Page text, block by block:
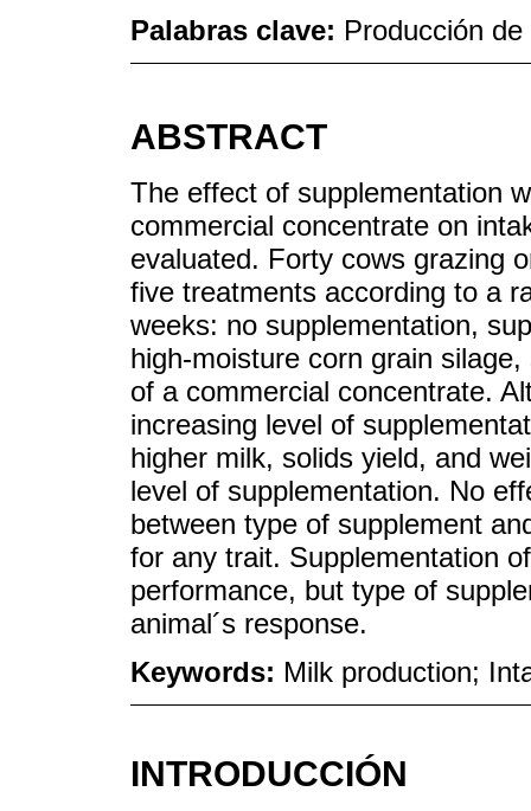
Palabras clave: Producción
ABSTRACT
The effect of supplementation
commercial concentrate on
evaluated. Forty cows grazing
five treatments according to a
weeks: no supplementation,
high-moisture corn grain
of a commercial concentrate.
increasing level of
higher milk, solids yield, and
level of supplementation. No
between type of supplement
for any trait. Supplementation
performance, but type of
animal´s response.
Keywords: Milk production;
INTRODUCCIÓN